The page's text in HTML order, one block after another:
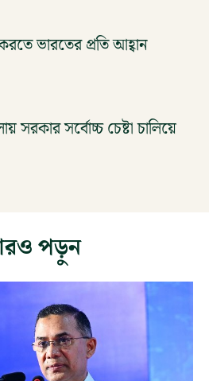
করতে ভারতের প্রতি আহ্বান
সরকার সর্বোচ্চ চেষ্টা চালিয়ে
পড়ুন